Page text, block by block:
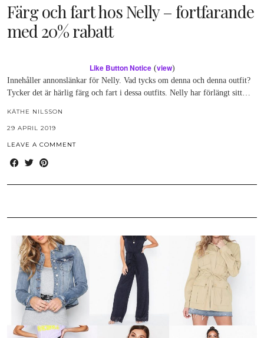
Färg och fart hos Nelly – fortfarande
med 20% rabatt
Like Button Notice(view)
Innehåller annonslänkar för Nelly. Vad tycks om denna och denna outfit?
Tycker det är härlig färg och fart i dessa outfits. Nelly har förlängt sitt…
KÄTHE NILSSON
29 APRIL 2019
LEAVE A COMMENT